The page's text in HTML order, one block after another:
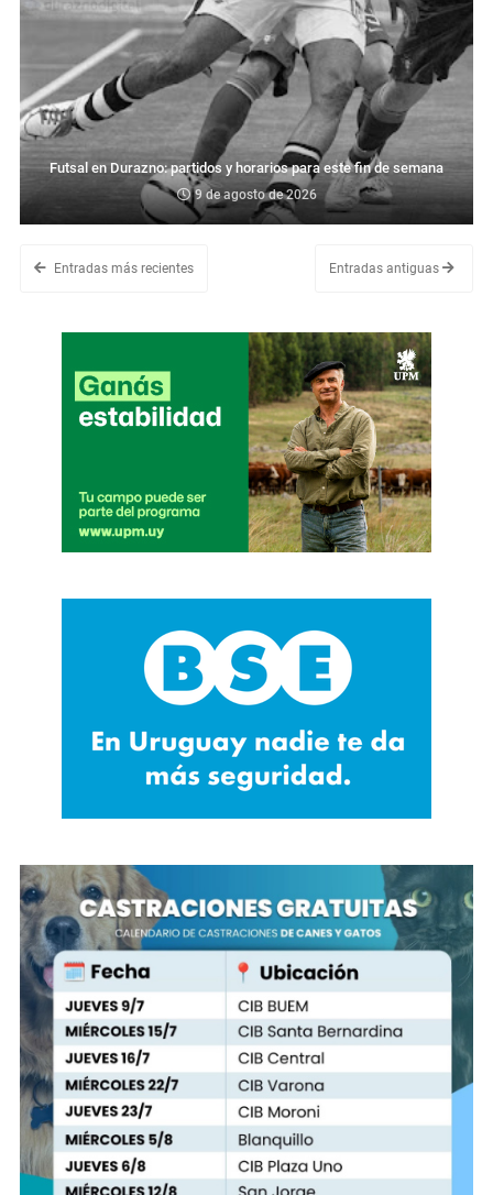
Futsal en Durazno: partidos y horarios para este fin de semana
9 de agosto de 2026
Entradas más recientes Entradas antiguas